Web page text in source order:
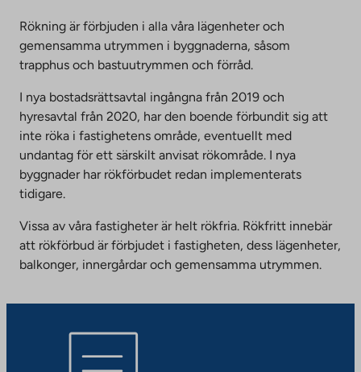
Rökning är förbjuden i alla våra lägenheter och
gemensamma utrymmen i byggnaderna, såsom
trapphus och bastuutrymmen och förråd.
I nya bostadsrättsavtal ingångna från 2019 och
hyresavtal från 2020, har den boende förbundit sig att
inte röka i fastighetens område, eventuellt med
undantag för ett särskilt anvisat rökområde. I nya
byggnader har rökförbudet redan implementerats
tidigare.
Vissa av våra fastigheter är helt rökfria. Rökfritt innebär
att rökförbud är förbjudet i fastigheten, dess lägenheter,
balkonger, innergårdar och gemensamma utrymmen.